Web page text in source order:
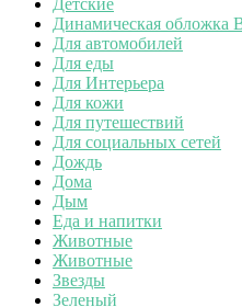
Динамическая обложка
Для автомобилей
Для еды
Для Интерьера
Для кожи
Для путешествий
Для социальных сетей
Дождь
Дома
Дым
Еда и напитки
Животные
Животные
Звезды
Зеленый